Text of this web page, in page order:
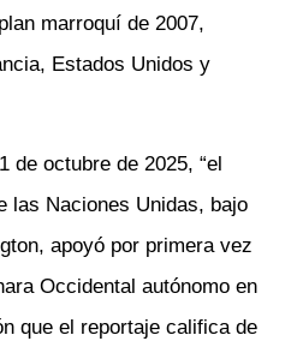
marroquí de 2007,
Estados Unidos y
de octubre de 2025, “el
las Naciones Unidas, bajo
apoyó por primera vez
Occidental autónomo en
que el reportaje califica de